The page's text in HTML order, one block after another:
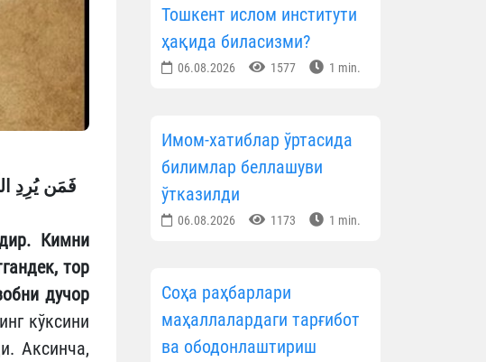
فَمَن يُرِدِ
Кимни
тор
дучор
кўксини
Аксинча,
Тошкент ислом институти
ҳақида биласизми?
06.08.2026 1577 1 min.
Имом-хатиблар ўртасида
билимлар беллашуви
ўтказилди
06.08.2026 1173 1 min.
Соҳа раҳбарлари
маҳаллалардаги тарғибот
ва ободонлаштириш